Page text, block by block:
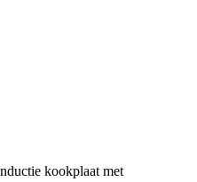
kookplaat met